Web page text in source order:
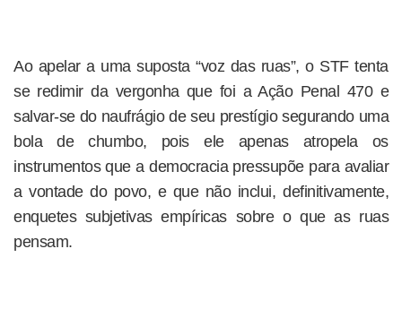
Ao apelar a uma suposta “voz das ruas”, o STF tenta
se redimir da vergonha que foi a Ação Penal 470 e
salvar-se do naufrágio de seu prestígio segurando uma
bola de chumbo, pois ele apenas atropela os
instrumentos que a democracia pressupõe para avaliar
a vontade do povo, e que não inclui, definitivamente,
enquetes subjetivas empíricas sobre o que as ruas
pensam.